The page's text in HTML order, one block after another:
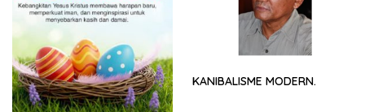
KANIBALISME MODERN.